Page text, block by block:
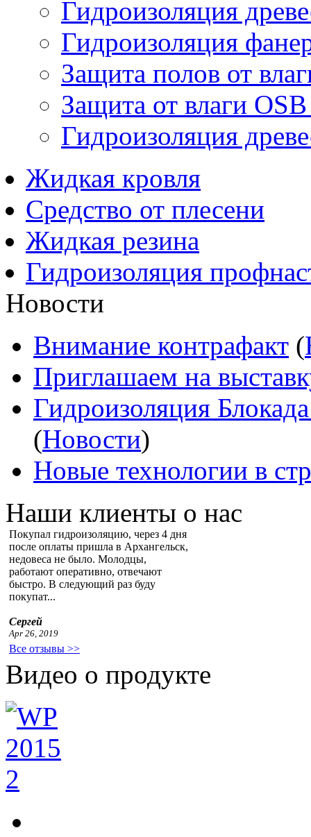
Гидроизоляция
Гидроизоляция
Защита полов от
Защита от влаги
Гидроизоляция
Жидкая кровля
Средство от плесени
Жидкая резина
Гидроизоляция
Новости
Внимание контрафакт (
Приглашаем на
Гидроизоляция
(Новости)
Новые технологии в
Наши клиенты о нас
Покупал гидроизоляцию, через 4 дня
после оплаты пришла в Архангельск,
недовеса не было. Молодцы,
работают оперативно, отвечают
быстро. В следующий раз буду
покупат...
Сергей
Apr 26, 2019
Все отзывы >>
Видео о продукте